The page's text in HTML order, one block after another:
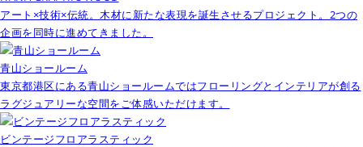
アート×技術×伝統。木材に新たな表現を誕生させるプロジェクト。2つの
企画を同時に進めてきました。
青山ショールーム
東京都港区にある青山ショールームではフローリングとインテリアが創る
ラグジュアリーな空間をご体感いただけます。
ビンテージフロアラスティック